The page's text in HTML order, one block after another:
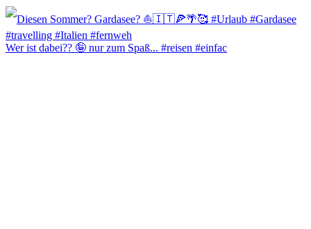
Wer ist dabei?? 🤪 nur zum Spaß... #reisen #einfac